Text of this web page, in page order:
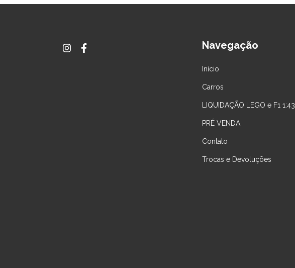
Navegação
Início
Carros
LIQUIDAÇÃO LEGO e F1 1:43
PRÉ VENDA
Contato
Trocas e Devoluções